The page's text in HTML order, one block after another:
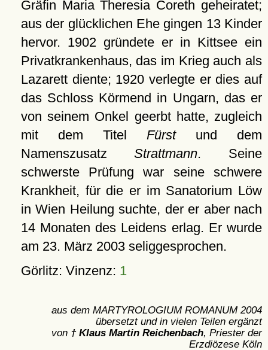
Gräfin Maria Theresia Coreth geheiratet;
aus der glücklichen Ehe gingen 13 Kinder
hervor. 1902 gründete er in Kittsee ein
Privatkrankenhaus, das im Krieg auch als
Lazarett diente; 1920 verlegte er dies auf
das Schloss Körmend in Ungarn, das er
von seinem Onkel geerbt hatte, zugleich
mit dem Titel Fürstund dem
NamenszusatzStrattmann. Seine
schwerste Prüfung war seine schwere
Krankheit, für die er im Sanatorium Löw
in Wien Heilung suchte, der er aber nach
14 Monaten des Leidens erlag. Er wurde
am 23. März 2003 seliggesprochen.
Görlitz: Vinzenz: 1
aus dem MARTYROLOGIUM ROMANUM 2004
übersetzt und in vielen Teilen ergänzt
von † Klaus Martin Reichenbach, Priester der
Erzdiözese Köln